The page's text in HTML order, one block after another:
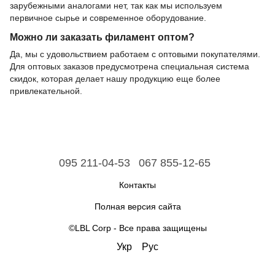
зарубежными аналогами нет, так как мы используем
первичное сырье и современное оборудование.
Можно ли заказать филамент оптом?
Да, мы с удовольствием работаем с оптовыми покупателями.
Для оптовых заказов предусмотрена специальная система
скидок, которая делает нашу продукцию еще более
привлекательной.
095 211-04-53 067 855-12-65
Контакты
Полная версия сайта
©LBL Corp - Все права защищены
Укр Рус